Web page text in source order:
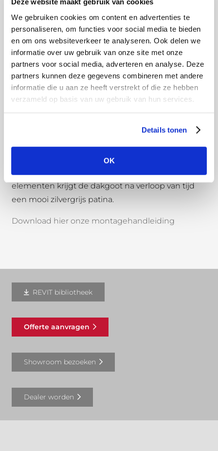
Deze website maakt gebruik van cookies
We gebruiken cookies om content en advertenties te
personaliseren, om functies voor social media te bieden
en om ons websiteverkeer te analyseren. Ook delen we
informatie over uw gebruik van onze site met onze
partners voor social media, adverteren en analyse. Deze
partners kunnen deze gegevens combineren met andere
informatie die u aan ze heeft verstrekt of die ze hebben
verzameld op basis van uw gebruik van hun services.
Details tonen
OK
buig deze over de kraal aan de voorkant. Centreer
de uitloop netjes boven het zojuist gemaakte gat
in de dakgoot.
Wat is onbehandeld aluminium?
Onbehandeld aluminium, ook wel brut genoemd,
voelt wat vettig aan door de gebruikte olie tijdens
het vormingsproces. Deze olie is op waterbasis en
vooral het onbehandelde aluminium niet
schoonmaken, dan verwijderd u namelijk de
beschermlaag van het aluminium. Door
natuurlijke oxidatie en het blootstellen aan de
elementen krijgt de dakgoot na verloop van tijd
een mooi zilvergrijs patina.
Download hier onze montagehandleiding
REVIT bibliotheek
Offerte aanvragen
Showroom bezoeken
Dealer worden